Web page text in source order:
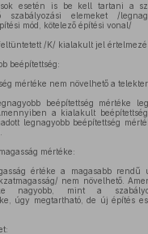
esetén is be kell tartani a
szabályozási elemeket /
mód, kötelező építési vonal/
/K/ kialakult jel
beépítettség:
mértéke nem növelhető a
beépítettség mértéke
a kialakult
legnagyobb beépítettség
mértéke:
értéke a magasabb
nem növelhető.
nagyobb, mint a
úgy megtartható, de új építés